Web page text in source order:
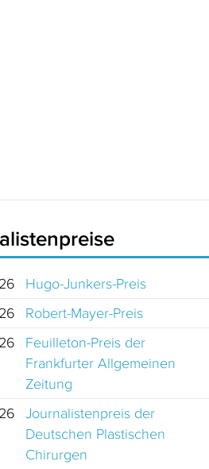
Hugo-Junkers-Preis
Robert-Mayer-Preis
Feuilleton-Preis der
Frankfurter Allgemeinen
Zeitung
Journalistenpreis der
Deutschen Plastischen
Chirurgen